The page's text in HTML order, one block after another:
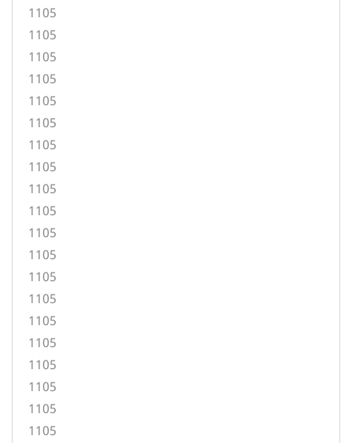
1105
1105
1105
1105
1105
1105
1105
1105
1105
1105
1105
1105
1105
1105
1105
1105
1105
1105
1105
1105